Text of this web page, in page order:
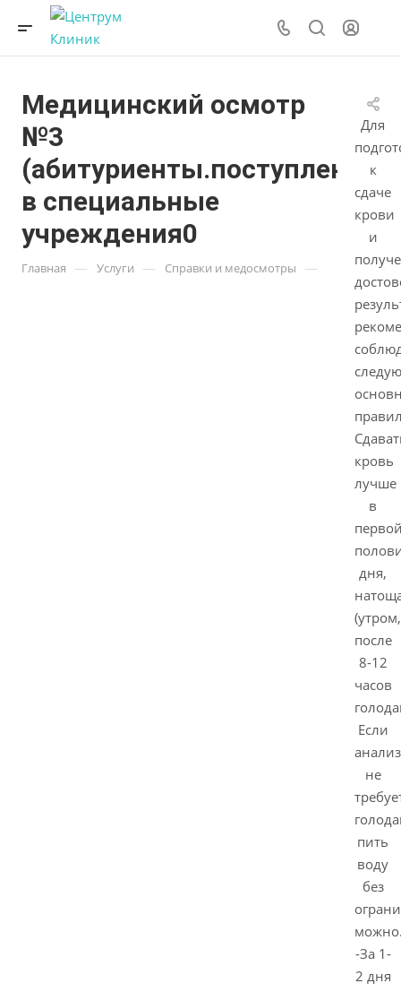
Для
к
сдаче
крови
и
кровь
лучше
в
дня,
(утром,
после
8-12
часов
Если
анализ
не
пить
воду
без
-За 1-
2 дня
Медицинский осмотр
№3
(абитуриенты.поступления
в специальные
учреждения0
Главная — Услуги — Справки и медосмотры —